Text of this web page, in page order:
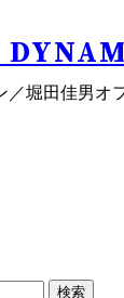
／堀田佳男オ